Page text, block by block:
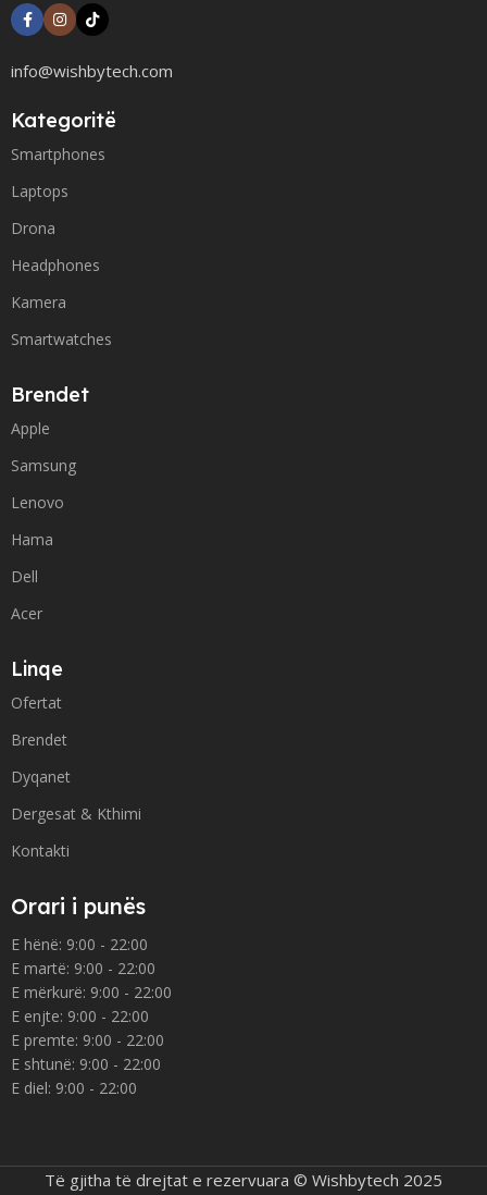
info@wishbytech.com
Kategoritë
Smartphones
Laptops
Drona
Headphones
Kamera
Smartwatches
Brendet
Apple
Samsung
Lenovo
Hama
Dell
Acer
Linqe
Ofertat
Brendet
Dyqanet
Dergesat & Kthimi
Kontakti
Orari i punës
E hënë: 9:00 - 22:00
E martë: 9:00 - 22:00
E mërkurë: 9:00 - 22:00
E enjte: 9:00 - 22:00
E premte: 9:00 - 22:00
E shtunë: 9:00 - 22:00
E diel: 9:00 - 22:00
Të gjitha të drejtat e rezervuara © Wishbytech 2025